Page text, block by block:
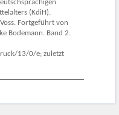
(KdiH).
Fortgeführt von
Bodemann. Band 2.
13/0/e; zuletzt